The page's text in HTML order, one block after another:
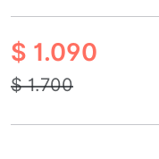
$ 1.090
$ 1.700